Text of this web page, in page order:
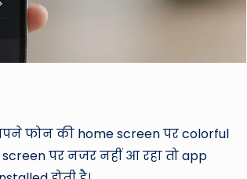
फोन की home screen पर colorful
पर नजर नहीं आ रहा तो app